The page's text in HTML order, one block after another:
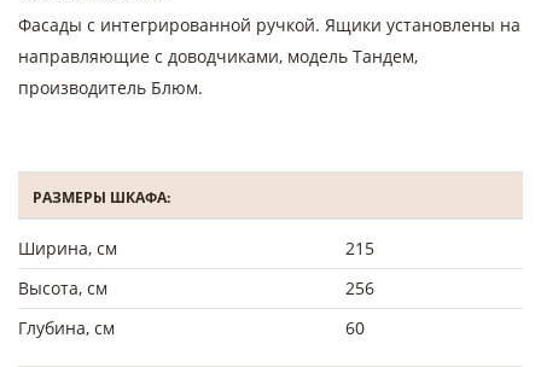
Фасады с интегрированной ручкой. Ящики установлены на
направляющие с доводчиками, модель Тандем,
производитель Блюм.
РАЗМЕРЫ ШКАФА:
Ширина, см
215
Высота, см
256
Глубина, см
60